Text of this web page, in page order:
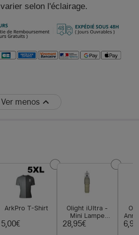
selon l'éclairage.
Ver menos
ArkPro T-Shirt
5,00€
Olight iUltra -
Mini Lampe
Porte-Clés
Rechargeable
28,95€